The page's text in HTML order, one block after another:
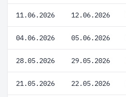
11.06.2026 12.06.2026
04.06.2026 05.06.2026
28.05.2026 29.05.2026
21.05.2026 22.05.2026